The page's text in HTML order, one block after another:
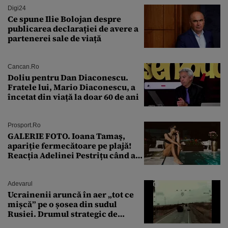
Digi24
Ce spune Ilie Bolojan despre
publicarea declarației de avere a
partenerei sale de viață
Cancan.ro
Doliu pentru Dan Diaconescu.
Fratele lui, Mario Diaconescu, a
încetat din viață la doar 60 de ani
Prosport.ro
GALERIE FOTO. Ioana Tamaş,
apariție fermecătoare pe plajă!
Reacția Adelinei Pestrițu când a
Adevarul
Ucrainenii aruncă în aer „tot ce
mișcă” pe o șosea din sudul
Rusiei. Drumul strategic de